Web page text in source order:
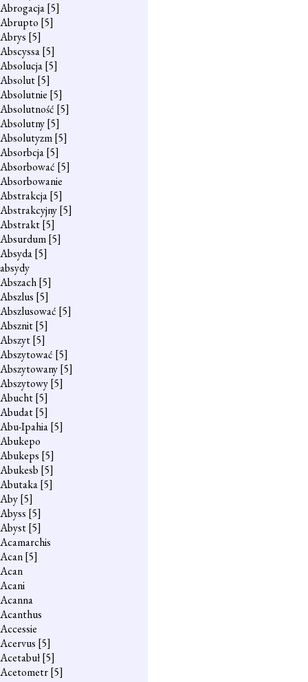
Abrogacja[5]
Abrupto [5]
Abrys [5]
Abscyssa[5]
Absolucja[5]
Absolut[5]
Absolutnie [5]
Absolutność [5]
Absolutny[5]
Absolutyzm[5]
Absorbcja[5]
Absorbować [5]
Absorbowanie
Abstrakcja[5]
Abstrakcyjny[5]
Abstrakt[5]
Absurdum[5]
Absyda[5]
absydy
Abszach[5]
Abszlus [5]
Abszlusować [5]
Absznit[5]
Abszyt[5]
Abszytować [5]
Abszytowany[5]
Abszytowy[5]
Abucht[5]
Abudat[5]
Abu-Ipahia[5]
Abukepo
Abukeps [5]
Abukesb [5]
Abutaka[5]
Aby[5]
Abyss [5]
Abyst[5]
Acamarchis
Acan[5]
Acan
Acani
Acanna
Acanthus
Accessie
Acervus [5]
Acetabuł[5]
Acetometr[5]